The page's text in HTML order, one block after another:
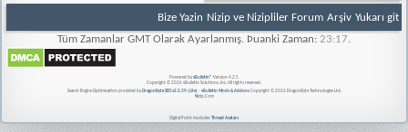
Bize Yazin Nizip ve Nizipliler Forum Arşiv Yukarı git
Tüm Zamanlar GMT Olarak Ayarlanmış. Þuanki Zaman: 23:17.
Powered by vBulletin® Version 4.2.5
Copyright © 2026 vBulletin Solutions, Inc. All rights reserved.
Search Engine Optimisation provided by DragonByte SEO v2.0.39 (Lite)- vBulletin Mods & AddonsCopyright © 2026 DragonByte Technologies Ltd.
Nizip.Com
Digital Point modules: Thread Avatars